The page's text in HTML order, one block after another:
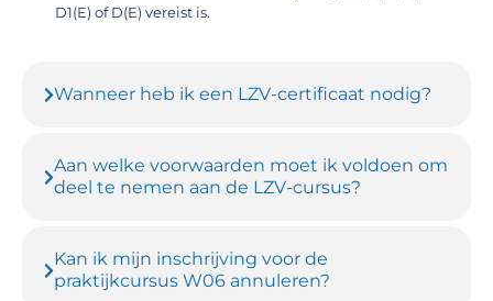
D1(E) of D(E) vereist is.
Wanneer heb ik een LZV-certificaat nodig?
Aan welke voorwaarden moet ik voldoen om
deel te nemen aan de LZV-cursus?
Kan ik mijn inschrijving voor de
praktijkcursus W06 annuleren?